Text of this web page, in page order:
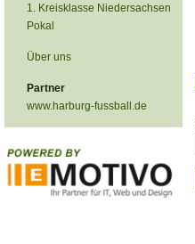
1. Kreisklasse Niedersachsen
Pokal
Über uns
Partner
www.harburg-fussball.de